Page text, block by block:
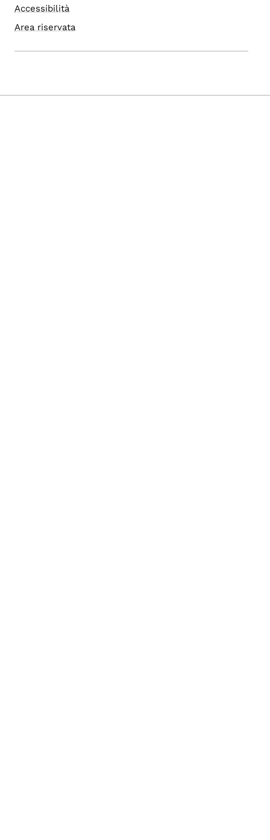
Accessibilità
Area riservata